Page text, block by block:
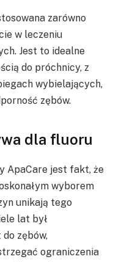
zarówno
w leczeniu
Jest to idealne
do próchnicy, z
wybielających,
zębów.
dla fluoru
ApaCare jest fakt, że
wyborem
unikają tego
lat był
zębów,
ograniczenia